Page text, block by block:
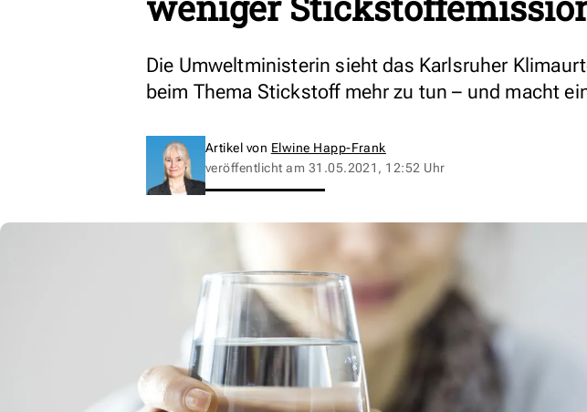
Die Umweltministerin sieht das Karlsruher
beim Thema Stickstoff mehr zu tun – und macht
Artikel von Elwine Happ-Frank
veröffentlicht am 31.05.2021, 12:52 Uhr